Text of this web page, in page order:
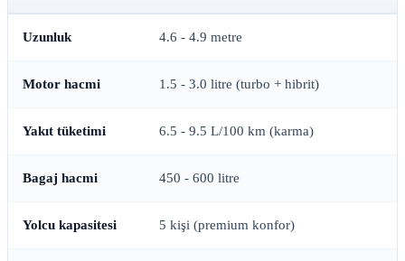
Uzunluk 4.6 - 4.9 metre
Motor hacmi 1.5 - 3.0 litre (turbo + hibrit)
Yakıt tüketimi 6.5 - 9.5 L/100 km (karma)
Bagaj hacmi 450 - 600 litre
Yolcu kapasitesi 5 kişi (premium konfor)